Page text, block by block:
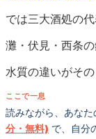
では三大酒処の
灘・伏見・西条
水質の違いがそ
ここで一息
読みながら、あな
分・無料) で、自分